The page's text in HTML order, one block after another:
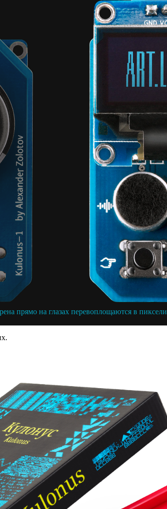
прямо на глазах перевоплощаются в пиксели